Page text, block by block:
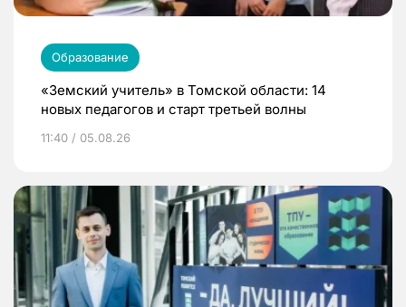
Образование
«Земский учитель» в Томской области: 14
новых педагогов и старт третьей волны
11:40 / 05.08.26